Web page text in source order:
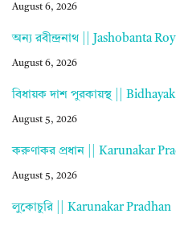
August 6, 2026
অন্য রবীন্দ্রনাথ || Jashobanta Roy
August 6, 2026
বিধায়ক দাশ পুরকায়স্থ ||
August 5, 2026
করুণাকর প্রধান || Karunakar
August 5, 2026
লুকোচুরি || Karunakar Pradhan